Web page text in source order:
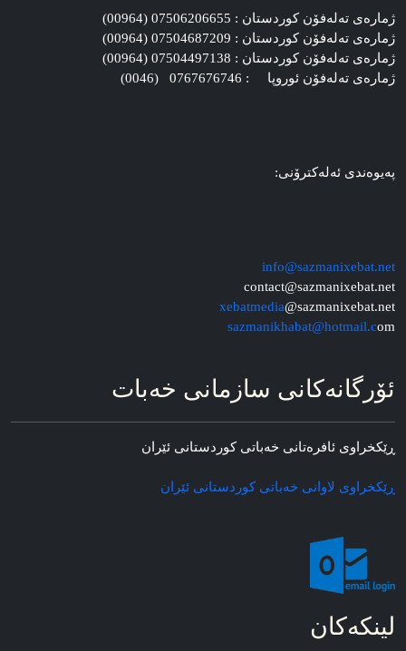
ژماره‌ی ته‌له‌فۆن کوردستان : 07506206655 (00964)
ژماره‌ی ته‌له‌فۆن کوردستان : 07504687209 (00964)
ژماره‌ی ته‌له‌فۆن کوردستان : 07504497138 (00964)
ژماره‌ی ته‌له‌فۆن ئوروپا : 0767676746 (0046)
په‌یوه‌ندی ئه‌له‌کترۆنی:
info@sazmanixebat.net
contact@sazmanixebat.net
xebatmedia@sazmanixebat.net
sazmanikhabat@hotmail.com
ئۆرگانه‌کانی سازمانی خه‌بات
ڕێکخراوی ئافره‌تانی خه‌باتی کوردستانی ئێران
ڕێکخراوی لاوانی خه‌باتی کوردستانی ئێران
لینکه‌کان